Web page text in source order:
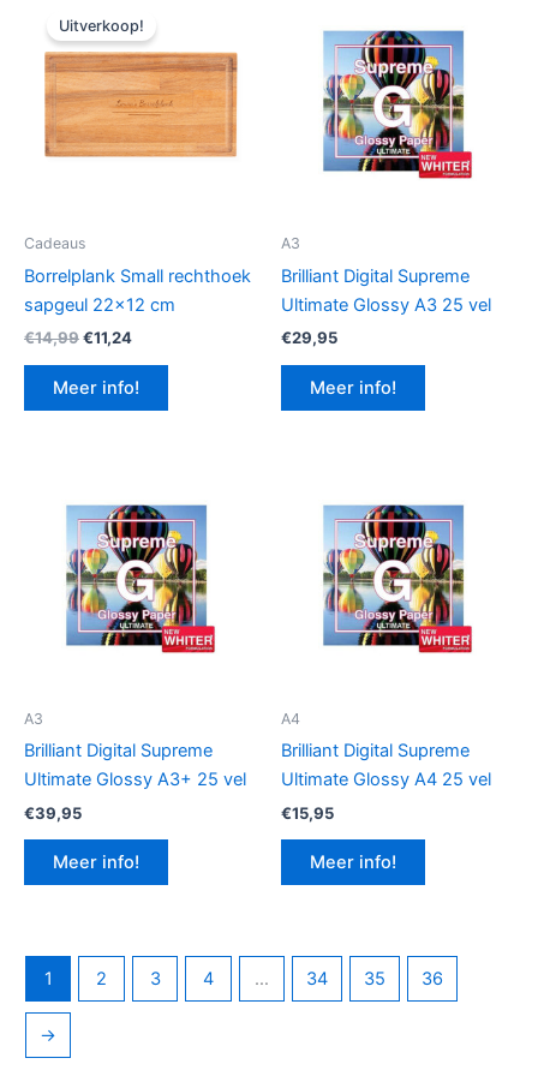
Uitverkoop!
Cadeaus
Borrelplank Small rechthoek
sapgeul 22×12 cm
€14,99Oorspronkelijke
was:
€14,99.
€11,24Huidige
is:
€11,24.
Meer info!
A3
Brilliant Digital Supreme
Ultimate Glossy A3 25 vel
€29,95
Meer info!
A3
Brilliant Digital Supreme
Ultimate Glossy A3+ 25 vel
€39,95
Meer info!
A4
Brilliant Digital Supreme
Ultimate Glossy A4 25 vel
€15,95
Meer info!
1 2 3 4 … 34 35 36
→